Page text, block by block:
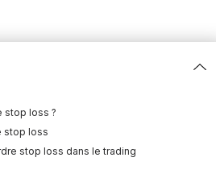
stop loss ?
stop loss
stop loss dans le trading
Édité par